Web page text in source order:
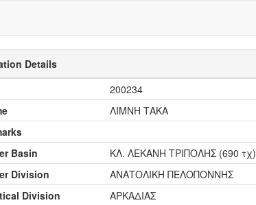
Details
200234
ΛΙΜΝΗ ΤΑΚΑ
Basin
ΚΛ. ΛΕΚΑΝΗ ΤΡΙΠΟΛΗΣ (690 τχ)
Division
ΑΝΑΤΟΛΙΚΗ ΠΕΛΟΠΟΝΝΗΣ
Division
ΑΡΚΑΔΙΑΣ